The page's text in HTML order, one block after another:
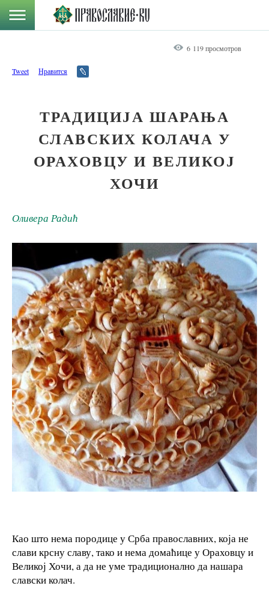
6 119 просмотров
Tweet Нравится
ТРАДИЦИЈА ШАРАЊА
СЛАВСКИХ КОЛАЧА У
ОРАХОВЦУ И ВЕЛИКОЈ
ХОЧИ
Оливера Радић
Као што нема породице у Срба православних, која не
слави крсну славу, тако и нема домаћице у Ораховцу и
Великој Хочи, а да не уме традиционално да нашара
славски колач.